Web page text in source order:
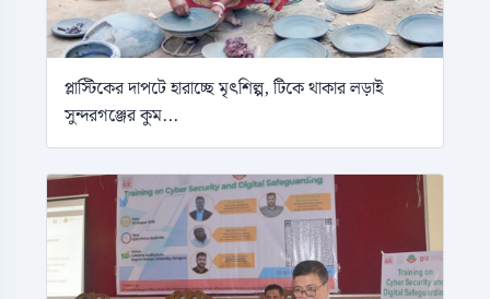
প্লাস্টিকের দাপটে হারাচ্ছে মৃৎশিল্প, টিকে থাকার লড়াই
সুন্দরগঞ্জের কুম...